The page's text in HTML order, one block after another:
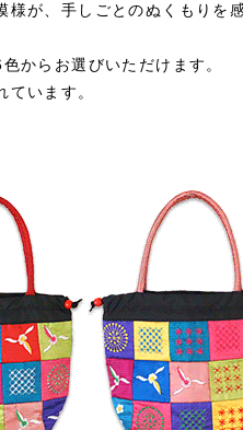
様が、手しごとのぬくもりを
からお選びいただけます。
ています。